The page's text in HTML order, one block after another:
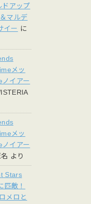
ドアップ
マルデ
イー に
メッ
イアー
メッ
イアー
より
Stars
敵！
メロと